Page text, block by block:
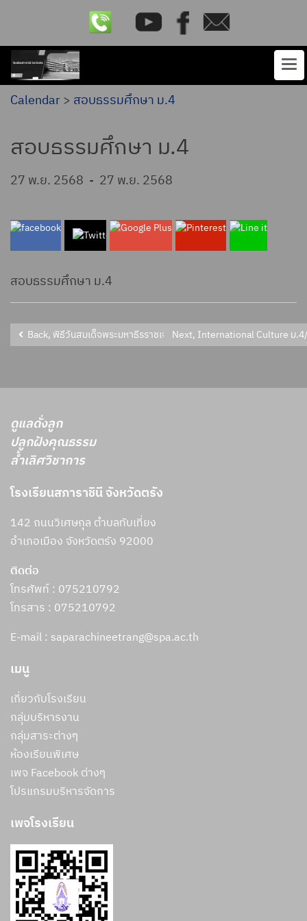
Calendar> สอบธรรมศึกษา ม.4
สอบธรรมศึกษา ม.4
27 พ.ย. 2568 - 27 พ.ย. 2568
สอบธรรมศึกษา ม.4
Back, พิธีวันสมเด็จพระมหาธีรราชเจ้า Next, International Culture ม
ดูแลดั่งลูก
ปลูกฝังคุณธรรม
ล้ำเลิศวิชาการ
โรงเรียนสภาราชินี จังหวัดตรัง
142 ถนนวิเศษกุล ตำบลทับเที่ยง
อำเภอเมือง จังหวัดตรัง 92000
ติดต่อ
โทรศัพท์ : 075210792
โทรสาร : 075210792
E-mail : saparachineetrang@spa.ac.th
เมนู
เกี่ยวกับโรงเรียน
กลุ่มบริหารงาน
กลุ่มสาระต่างๆ
ห้องเรียนพิเศษ
เพจ Facebook ต่างๆ
โปรแกรมบริหารจัดการ
เพจโรงเรียน